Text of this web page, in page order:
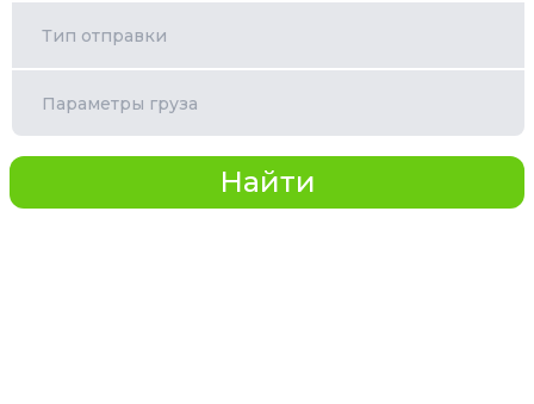
Тип отправки
Параметры груза
Найти